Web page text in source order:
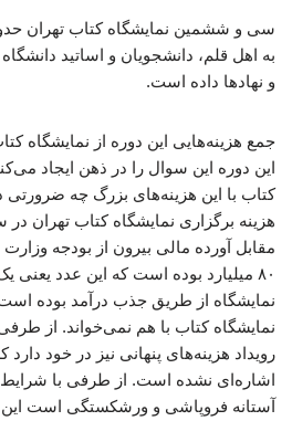
به اهل قلم، دانشجویان و اساتید
و نهادها داده است.
جمع هزینه‌هایی این دوره از نمایشگاه
این دوره این سوال را در ذهن ایجاد
مقابل آورده مالی بیرون از بودجه
۸۰ میلیارد بوده است که این عدد یعنی
نمایشگاه از طریق جذب درآمد بوده
نمایشگاه کتاب با هم نمی‌خواند. از
رویداد هزینه‌های پنهانی نیز در خود
اشاره‌ای نشده است. از طرفی با
آستانه فروپاشی و ورشکستگی است این